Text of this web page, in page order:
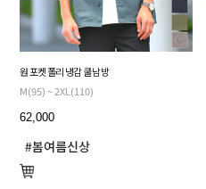
원 포켓 폴리 냉감 쿨 남방
M(95) ~ 2XL(110)
62,000